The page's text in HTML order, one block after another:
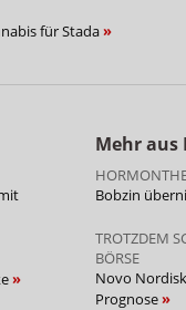
für Stada
Mehr aus
Bobzin
TROTZDEM
BÖRSE
Novo
Prognose